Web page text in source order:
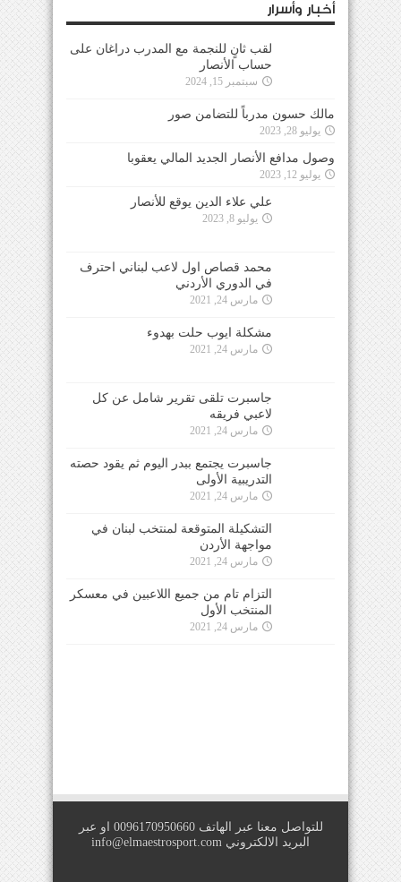
أخبار وأسرار
لقب ثانٍ للنجمة مع المدرب دراغان على
حساب الأنصار
سبتمبر 15, 2024
مالك حسون مدرباً للتضامن صور
يوليو 28, 2023
وصول مدافع الأنصار الجديد المالي يعقوبا
يوليو 12, 2023
علي علاء الدين يوقع للأنصار
يوليو 8, 2023
محمد قصاص اول لاعب لبناني احترف
في الدوري الأردني
مارس 24, 2021
مشكلة ايوب حلت بهدوء
مارس 24, 2021
جاسبرت تلقى تقرير شامل عن كل
لاعبي فريقه
مارس 24, 2021
جاسبرت يجتمع ببدر اليوم ثم يقود حصته
التدريبية الأولى
مارس 24, 2021
التشكيلة المتوقعة لمنتخب لبنان في
مواجهة الأردن
مارس 24, 2021
التزام تام من جميع اللاعبين في معسكر
المنتخب الأول
مارس 24, 2021
للتواصل معنا عبر الهاتف 0096170950660 او عبر
البريد الالكتروني info@elmaestrosport.com